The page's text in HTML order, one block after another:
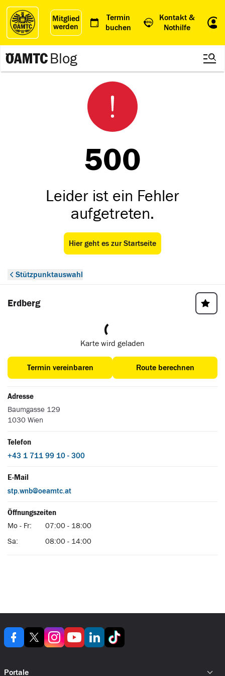
Mitglied
werden
Termin
buchen
Kontakt &
Nothilfe
Blog
500
Leider ist ein Fehler
aufgetreten.
Hier geht es zur Startseite
Portale